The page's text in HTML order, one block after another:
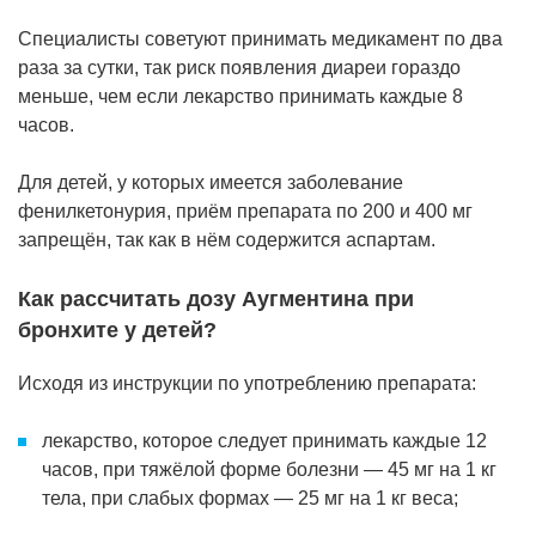
Специалисты советуют принимать медикамент по два
раза за сутки, так риск появления диареи гораздо
меньше, чем если лекарство принимать каждые 8
часов.
Для детей, у которых имеется заболевание
фенилкетонурия, приём препарата по 200 и 400 мг
запрещён, так как в нём содержится аспартам.
Как рассчитать дозу Аугментина при
бронхите у детей?
Исходя из инструкции по употреблению препарата:
лекарство, которое следует принимать каждые 12
часов, при тяжёлой форме болезни — 45 мг на 1 кг
тела, при слабых формах — 25 мг на 1 кг веса;